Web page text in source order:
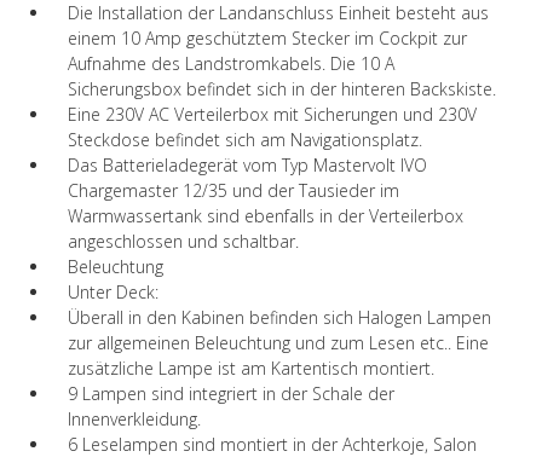
Die Installation der Landanschluss Einheit besteht aus
einem 10 Amp geschütztem Stecker im Cockpit zur
Aufnahme des Landstromkabels. Die 10 A
Sicherungsbox befindet sich in der hinteren Backskiste.
Eine 230V AC Verteilerbox mit Sicherungen und 230V
Steckdose befindet sich am Navigationsplatz.
Das Batterieladegerät vom Typ Mastervolt IVO
Chargemaster 12/35 und der Tausieder im
Warmwassertank sind ebenfalls in der Verteilerbox
angeschlossen und schaltbar.
Beleuchtung
Unter Deck:
Überall in den Kabinen befinden sich Halogen Lampen
zur allgemeinen Beleuchtung und zum Lesen etc.. Eine
zusätzliche Lampe ist am Kartentisch montiert.
9 Lampen sind integriert in der Schale der
Innenverkleidung.
6 Leselampen sind montiert in der Achterkoje, Salon